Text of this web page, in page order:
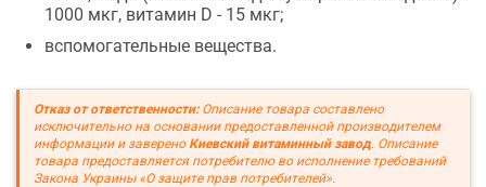
1000 мкг, витамин D - 15 мкг;
вспомогательные вещества.
Отказ от ответственности:Описание товара составлено
исключительно на основании предоставленной производителем
информации и заверено Киевский витаминный завод . Описание
товара предоставляется потребителю во исполнение требований
Закона Украины «О защите прав потребителей».